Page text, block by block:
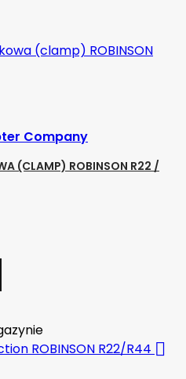
Company
(CLAMP) ROBINSON R22 /
